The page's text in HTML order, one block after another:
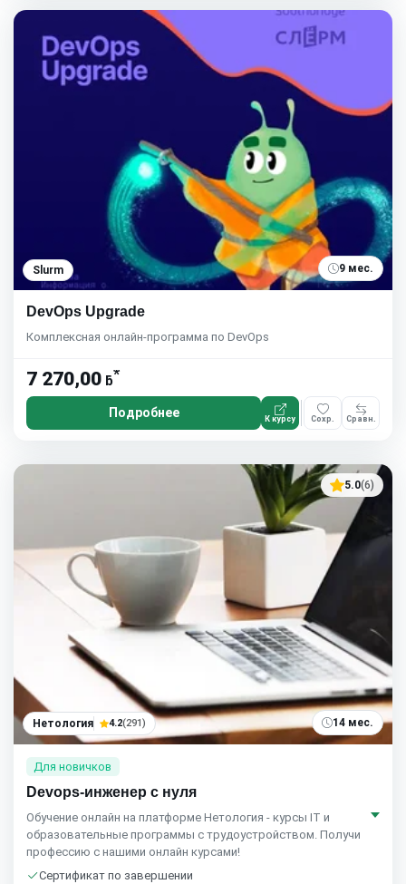
Slurm 9 мес.
DevOps Upgrade
Комплексная онлайн-программа по DevOps
7 270,00 ƃ*
Подробнее К курсу Сохр. Сравн.
5.0(6)
Нетология 4.2(291) 14 мес.
Для новичков
Devops-инженер с нуля
Обучение онлайн на платформе Нетология - курсы IT и
образовательные программы с трудоустройством. Получи
профессию с нашими онлайн курсами!
Сертификат по завершении